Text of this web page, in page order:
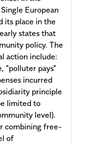
European
its place in the
states that
policy. The
action include:
"polluter pays"
incurred
principle
limited to
level).
combining free-
of